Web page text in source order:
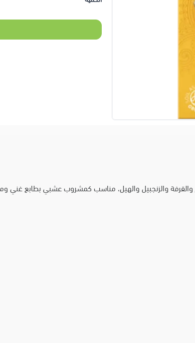
والزنجبيل والهيل، مناسب كمشروب عشبي بطابع غني